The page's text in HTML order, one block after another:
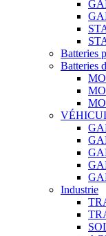
Batteries
Batteries
Industrie